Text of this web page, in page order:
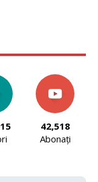
42,518
Abonați